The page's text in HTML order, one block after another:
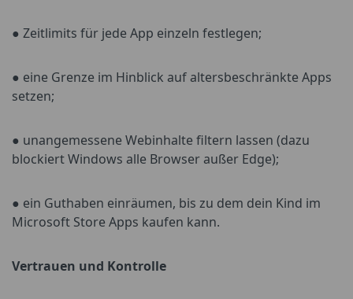
● Zeitlimits für jede App einzeln festlegen;
● eine Grenze im Hinblick auf altersbeschränkte Apps
setzen;
● unangemessene Webinhalte filtern lassen (dazu
blockiert Windows alle Browser außer Edge);
● ein Guthaben einräumen, bis zu dem dein Kind im
Microsoft Store Apps kaufen kann.
Vertrauen und Kontrolle